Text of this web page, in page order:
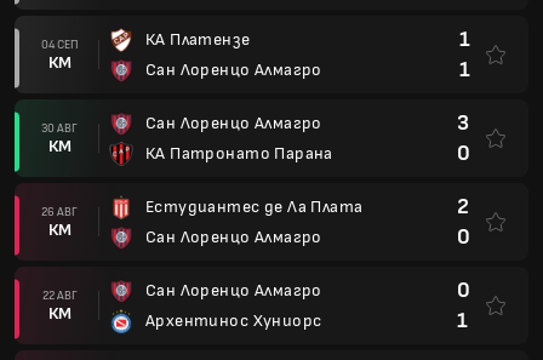
04 СЕП
КМ
КА Платензе
Сан Лоренцо Алмагро
1
1
30 АВГ
КМ
Сан Лоренцо Алмагро
КА Патронато Парана
3
0
26 АВГ
КМ
Естудиантес де Ла Плата
Сан Лоренцо Алмагро
2
0
22 АВГ
КМ
Сан Лоренцо Алмагро
Архентинос Хуниорс
0
1